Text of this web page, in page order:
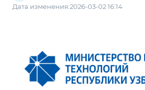
Дата изменения:2026-03-02 16:14